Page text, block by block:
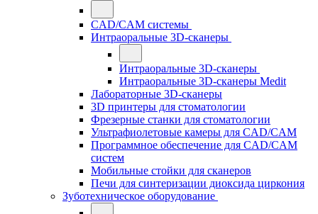
CAD/CAM системы
Интраоральные 3D-сканеры
Интраоральные 3D-сканеры
Интраоральные 3D-сканеры Medit
Лабораторные 3D-сканеры
3D принтеры для стоматологии
Фрезерные станки для стоматологии
Ультрафиолетовые камеры для CAD/CAM
Программное обеспечение для CAD/CAM
систем
Мобильные стойки для сканеров
Печи для синтеризации диоксида циркония
Зуботехническое оборудование